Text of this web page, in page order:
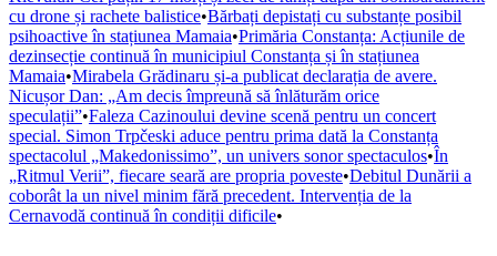
cu drone și rachete balistice•Bărbați depistați cu substanțe posibil
psihoactive în stațiunea Mamaia•Primăria Constanța: Acțiunile de
dezinsecție continuă în municipiul Constanța și în stațiunea
Mamaia•Mirabela Grădinaru și-a publicat declarația de avere.
Nicușor Dan: „Am decis împreună să înlăturăm orice
speculații”•Faleza Cazinoului devine scenă pentru un concert
special. Simon Trpčeski aduce pentru prima dată la Constanța
spectacolul „Makedonissimo”, un univers sonor spectaculos•În
„Ritmul Verii”, fiecare seară are propria poveste•Debitul Dunării a
coborât la un nivel minim fără precedent. Intervenția de la
Cernavodă continuă în condiții dificile•